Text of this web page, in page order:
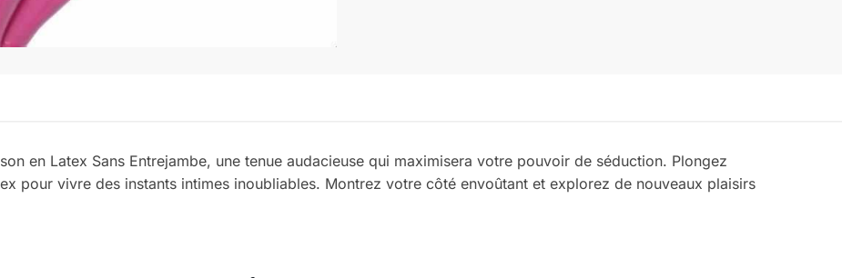
en Latex Sans Entrejambe, une tenue audacieuse qui maximisera votre pouvoir de séduction. Plongez
pour vivre des instants intimes inoubliables. Montrez votre côté envoûtant et explorez de nouveaux plaisirs